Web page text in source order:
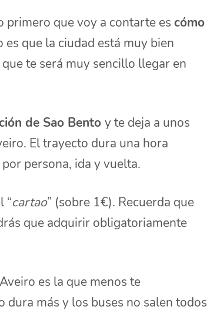
primero que voy a contarte escómo
es que la ciudad está muy bien
te será muy sencillo llegar en
de Sao Bentoy te deja a unos
El trayecto dura una hora
persona, ida y vuelta.
“cartao” (sobre 1€). Recuerda que
que adquirir obligatoriamente
es la que menos te
más y los buses no salen todos